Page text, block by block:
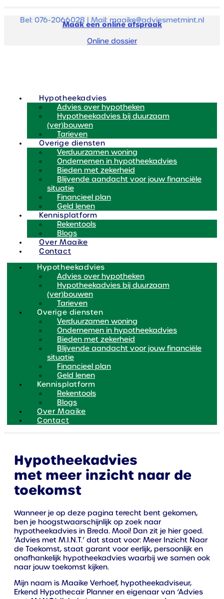
Bel: 076-2066028 | Mail: maaike@adviesmetmint.nl
Maak een online afspraak
Online dossier
Hypotheekadvies
Advies over hypotheken
Hypotheekadvies bij duurzaam
(ver)bouwen
Tarieven
Overige diensten
Verduurzamen woning
Ondernemen in hypotheekadvies
Bieden met zekerheid
Blijvende aandacht voor jouw financiële
situatie
Financieel plan
Geld lenen
Kennisplatform
Rekentools
Blogs
Over Maaike
Contact
Hypotheekadvies
Advies over hypotheken
Hypotheekadvies bij duurzaam
(ver)bouwen
Tarieven
Overige diensten
Verduurzamen woning
Ondernemen in hypotheekadvies
Bieden met zekerheid
Blijvende aandacht voor jouw financiële
situatie
Financieel plan
Geld lenen
Kennisplatform
Rekentools
Blogs
Over Maaike
Contact
Hypotheekadvies
met meer inzicht naar de
toekomst
Wanneer je op deze pagina terecht bent gekomen,
ben je hoogstwaarschijnlijk op zoek naar
hypotheekadvies in Breda. Mooi! Dan zit je hier goed.
‘Advies met M.I.N.T.’ dat staat voor: Meer Inzicht Naar
de Toekomst, staat garant voor eerlijk, persoonlijk en
onafhankelijk hypotheekadvies waarbij we samen ook
naar jouw toekomst kijken.
Mijn naam is Maaike Verhoef, hypotheekadviseur,
Erkend Hypothecair Planner en eigenaar van ‘Advies